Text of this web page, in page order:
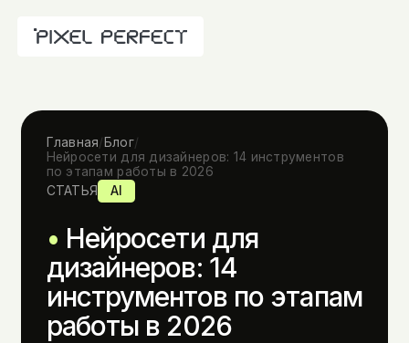
Главная/ Блог/
Нейросети для дизайнеров: 14 инструментов
по этапам работы в 2026
СТАТЬЯ
AI
Нейросети для
дизайнеров: 14
инструментов по этапам
работы в 2026